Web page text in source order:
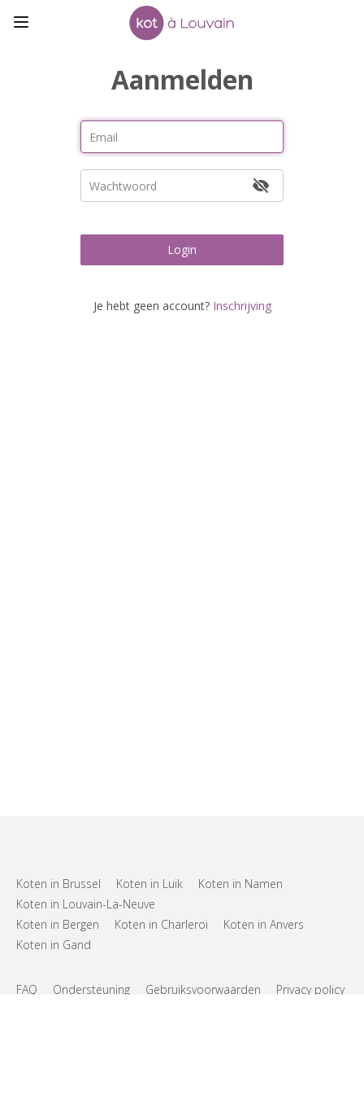
Aanmelden
Login
Je hebt geen account? Inschrijving
Koten in Brussel Koten in Luik
Koten in Namen
Koten in Louvain-La-Neuve
Koten in Bergen
Koten in Charleroi
Koten in Anvers
Koten in Gand
FAQ Ondersteuning Gebruiksvoorwaarden Privacy policy